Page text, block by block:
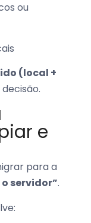
ou
(local +
e
para a
servidor”.